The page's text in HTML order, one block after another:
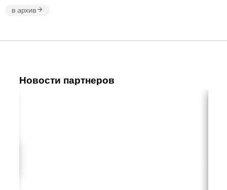
в архив
Новости партнеров